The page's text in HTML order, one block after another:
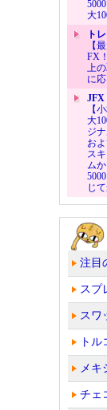
大
ト
【
FX
上
に
JFX
【
大
ジ
お
ス
ム
じ
注目
スプ
スワ
ト
メ
チェ